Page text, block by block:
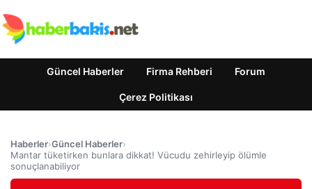
Güncel Haberler Firma Rehberi Forum
Çerez Politikası
Haberler›Güncel Haberler›
Mantar tüketirken bunlara dikkat! Vücudu zehirleyip ölümle
sonuçlanabiliyor